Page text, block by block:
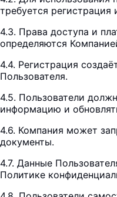
требуется регистрация
4.3. Права доступа и
определяются
4.4. Регистрация
Пользователя.
4.5. Пользователи
информацию и
4.6. Компания может
документы.
4.7. Данные
Политике